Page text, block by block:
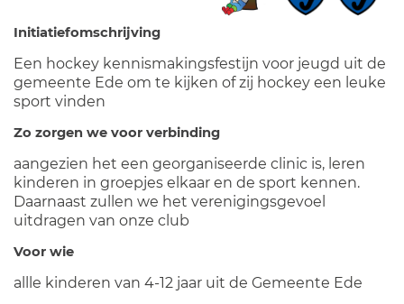
Initiatiefomschrijving
Een hockey kennismakingsfestijn voor jeugd uit de
gemeente Ede om te kijken of zij hockey een leuke
sport vinden
Zo zorgen we voor verbinding
aangezien het een georganiseerde clinic is, leren
kinderen in groepjes elkaar en de sport kennen.
Daarnaast zullen we het verenigingsgevoel
uitdragen van onze club
Voor wie
allle kinderen van 4-12 jaar uit de Gemeente Ede